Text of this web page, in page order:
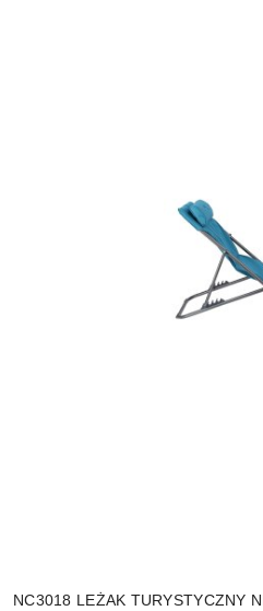
NC3018 LEŻAK TURYSTYCZNY